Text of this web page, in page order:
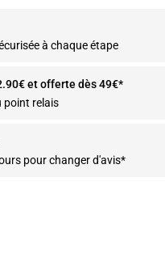
à chaque étape
et offerte dès 49€*
point relais
pour changer d'avis*